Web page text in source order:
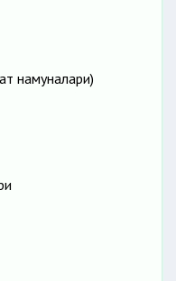
намуналари)